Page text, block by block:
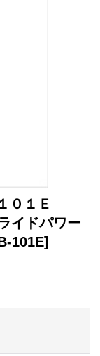
０１Ｅ
イドパワー
101E]